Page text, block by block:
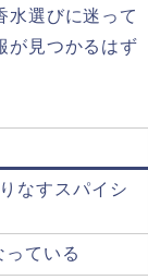
水選びに迷って
が見つかるはず
なすスパイシ
ている